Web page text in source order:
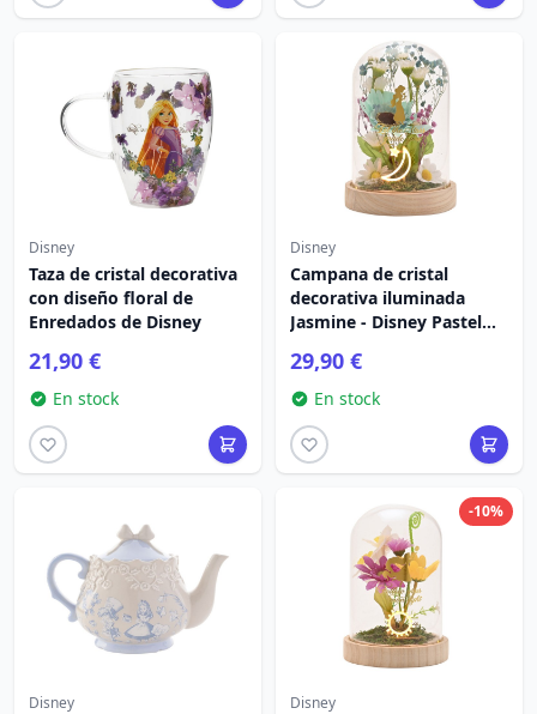
Disney
Taza de cristal decorativa
con diseño floral de
Enredados de Disney
21,90 €
En stock
Disney
Campana de cristal
decorativa iluminada
Jasmine - Disney Pastel
29,90 €
En stock
Disney
-10%
Disney